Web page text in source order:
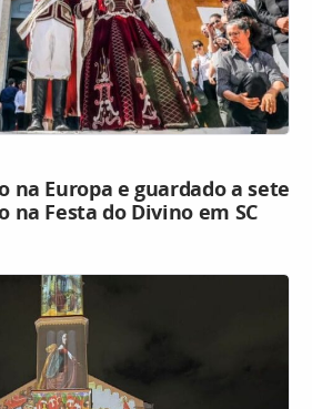
na Europa e guardado a sete
na Festa do Divino em SC